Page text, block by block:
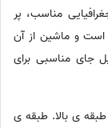
مناسب، پر
و ماشین از آن
جای مناسبی برای
ی بالا. طبقه ی